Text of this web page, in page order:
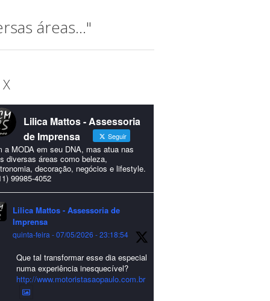
áreas..."
Lilica Mattos - Assessoria
de Imprensa
Seguir
a MODA em seu DNA, mas atua nas
diversas áreas como beleza,
decoração, negócios e lifestyle.
99985-4052
Lilica Mattos - Assessoria de
Imprensa
quinta-feira - 07/05/2026 - 23:18:54
Que tal transformar esse dia especial
numa experiência inesquecível?
http://www.motoristasaopaulo.com.br